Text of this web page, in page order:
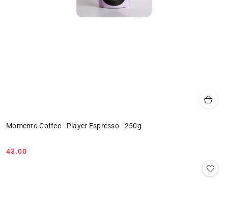
Momento Coffee - Player Espresso - 250g
Cena:
43.00